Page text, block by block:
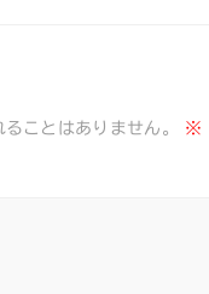
ことはありません。 ※